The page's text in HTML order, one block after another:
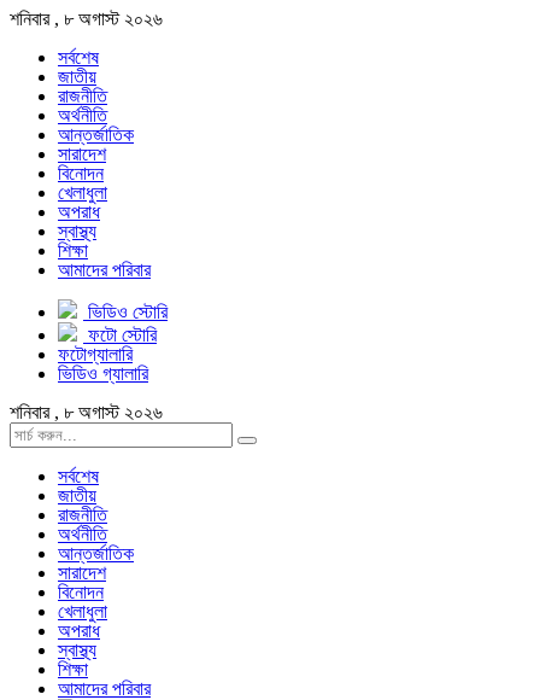
শনিবার , ৮ অগাস্ট ২০২৬
সর্বশেষ
জাতীয়
রাজনীতি
অর্থনীতি
আন্তর্জাতিক
সারাদেশ
বিনোদন
খেলাধুলা
অপরাধ
স্বাস্থ্য
শিক্ষা
আমাদের পরিবার
ভিডিও স্টোরি
ফটো স্টোরি
ফটোগ্যালারি
ভিডিও গ্যালারি
শনিবার , ৮ অগাস্ট ২০২৬
সর্বশেষ
জাতীয়
রাজনীতি
অর্থনীতি
আন্তর্জাতিক
সারাদেশ
বিনোদন
খেলাধুলা
অপরাধ
স্বাস্থ্য
শিক্ষা
আমাদের পরিবার